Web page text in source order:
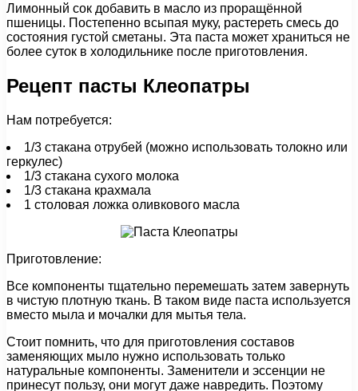
Лимонный сок добавить в масло из проращённой
пшеницы. Постепенно всыпая муку, растереть смесь до
состояния густой сметаны. Эта паста может храниться не
более суток в холодильнике после приготовления.
Рецепт пасты Клеопатры
Нам потребуется:
1/3 стакана отрубей (можно использовать толокно или
геркулес)
1/3 стакана сухого молока
1/3 стакана крахмала
1 столовая ложка оливкового масла
Приготовление:
Все компоненты тщательно перемешать затем завернуть
в чистую плотную ткань. В таком виде паста используется
вместо мыла и мочалки для мытья тела.
Стоит помнить, что для приготовления составов
заменяющих мыло нужно использовать только
натуральные компоненты. Заменители и эссенции не
принесут пользу, они могут даже навредить. Поэтому